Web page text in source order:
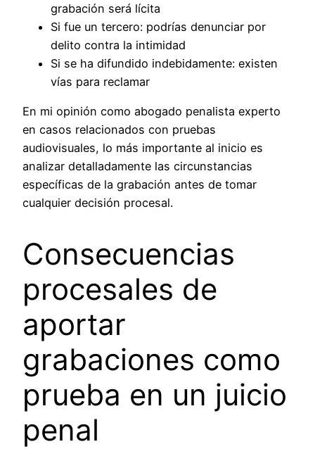
grabación será lícita
Si fue un tercero: podrías denunciar por
delito contra la intimidad
Si se ha difundido indebidamente: existen
vías para reclamar
En mi opinión como abogado penalista experto
en casos relacionados con pruebas
audiovisuales, lo más importante al inicio es
analizar detalladamente las circunstancias
específicas de la grabación antes de tomar
cualquier decisión procesal.
Consecuencias
procesales de
aportar
grabaciones como
prueba en un juicio
penal